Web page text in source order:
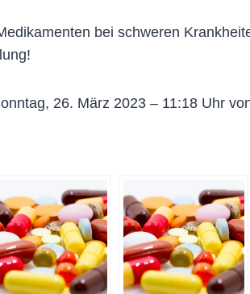
bei schweren
26. März 2023 – 11:18 Uhr